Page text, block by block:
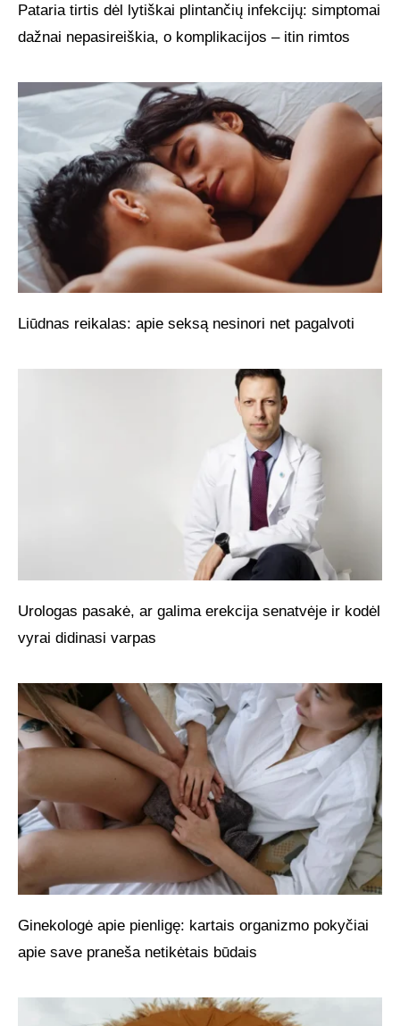
Pataria tirtis dėl lytiškai plintančių infekcijų: simptomai
dažnai nepasireiškia, o komplikacijos – itin rimtos
Liūdnas reikalas: apie seksą nesinori net pagalvoti
Urologas pasakė, ar galima erekcija senatvėje ir kodėl
vyrai didinasi varpas
Ginekologė apie pienligę: kartais organizmo pokyčiai
apie save praneša netikėtais būdais